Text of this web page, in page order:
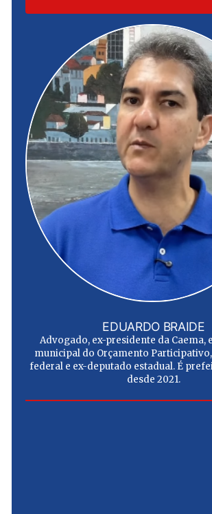
EDUARDO BRAIDE
Advogado, ex-presidente da Caema,
municipal do Orçamento
federal e ex-deputado estadual. É
desde 2021.